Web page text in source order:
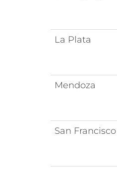
La Plata
Mendoza
San Francisco